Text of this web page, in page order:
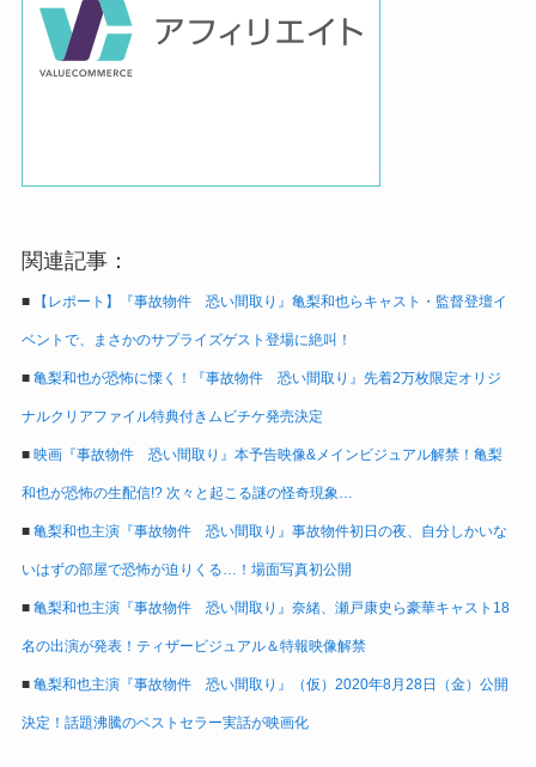
関連記事：
■ 【レポート】『事故物件 恐い間取り』亀梨和也らキャスト・監督登壇イ
ベントで、まさかのサプライズゲスト登場に絶叫！
■ 亀梨和也が恐怖に慄く！『事故物件 恐い間取り』先着2万枚限定オリジ
ナルクリアファイル特典付きムビチケ発売決定
■ 映画『事故物件 恐い間取り』本予告映像&メインビジュアル解禁！亀梨
和也が恐怖の生配信!? 次々と起こる謎の怪奇現象…
■ 亀梨和也主演『事故物件 恐い間取り』事故物件初日の夜、自分しかいな
いはずの部屋で恐怖が迫りくる…！場面写真初公開
■ 亀梨和也主演『事故物件 恐い間取り』奈緒、瀬戸康史ら豪華キャスト18
名の出演が発表！ティザービジュアル＆特報映像解禁
■ 亀梨和也主演『事故物件 恐い間取り』（仮）2020年8月28日（金）公開
決定！話題沸騰のベストセラー実話が映画化